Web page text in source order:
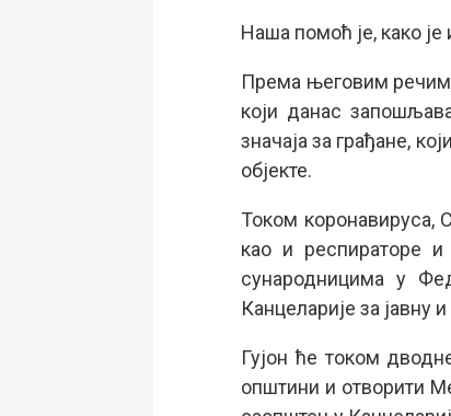
Наша помоћ је, како
Према његовим
који данас
значаја за грађане,
објекте.
Током коронавируса,
као и респираторе
сународницима у
Канцеларије за јавну
Гујон ће током
општини и отворити